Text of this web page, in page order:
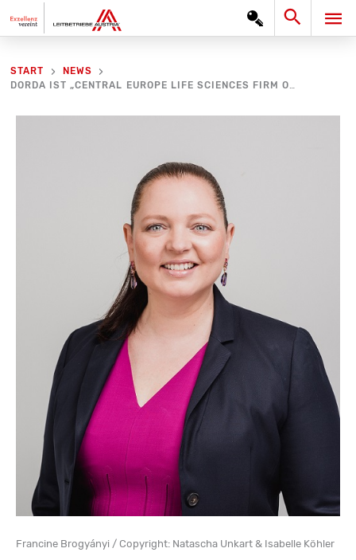
Inhalt
Search
START
NEWS
DORDA IST „CENTRAL EUROPE LIFE SCIENCES FIRM OF THE YEAR“
Francine Brogyányi / Copyright: Natascha Unkart & Isabelle Köhler